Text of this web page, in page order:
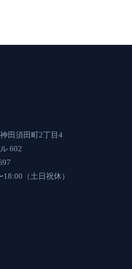
田須田町2丁目4
602
（土日祝休）